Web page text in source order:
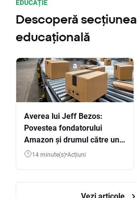
EDUCAȚIE
Descoperă secțiunea
educațională
Averea lui Jeff Bezos:
Povestea fondatorului
Amazon și drumul către una
dintre cele mai mari averi
14 minute(s) Acțiuni